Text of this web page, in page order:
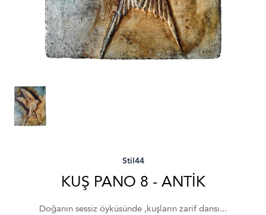
Stil44
KUŞ PANO 8 - ANTİK
Doğanın sessiz öyküsünde ,kuşların zarif dansı...